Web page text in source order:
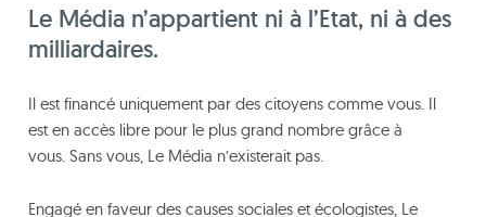
Le Média n’appartient ni à l’Etat, ni à des
milliardaires.
Il est financé uniquement par des citoyens comme vous. Il
est en accès libre pour le plus grand nombre grâce à
vous. Sans vous, Le Média n’existerait pas.
Engagé en faveur des causes sociales et écologistes, Le